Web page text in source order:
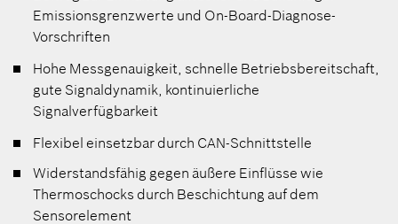
Emissionsgrenzwerte und On-Board-Diagnose-
Vorschriften
Hohe Messgenauigkeit, schnelle Betriebsbereitschaft,
gute Signaldynamik, kontinuierliche
Signalverfügbarkeit
Flexibel einsetzbar durch CAN-Schnittstelle
Widerstandsfähig gegen äußere Einflüsse wie
Thermoschocks durch Beschichtung auf dem
Sensorelement